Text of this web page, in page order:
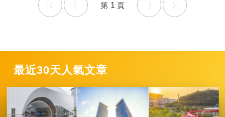
1
最近30天人氣文章